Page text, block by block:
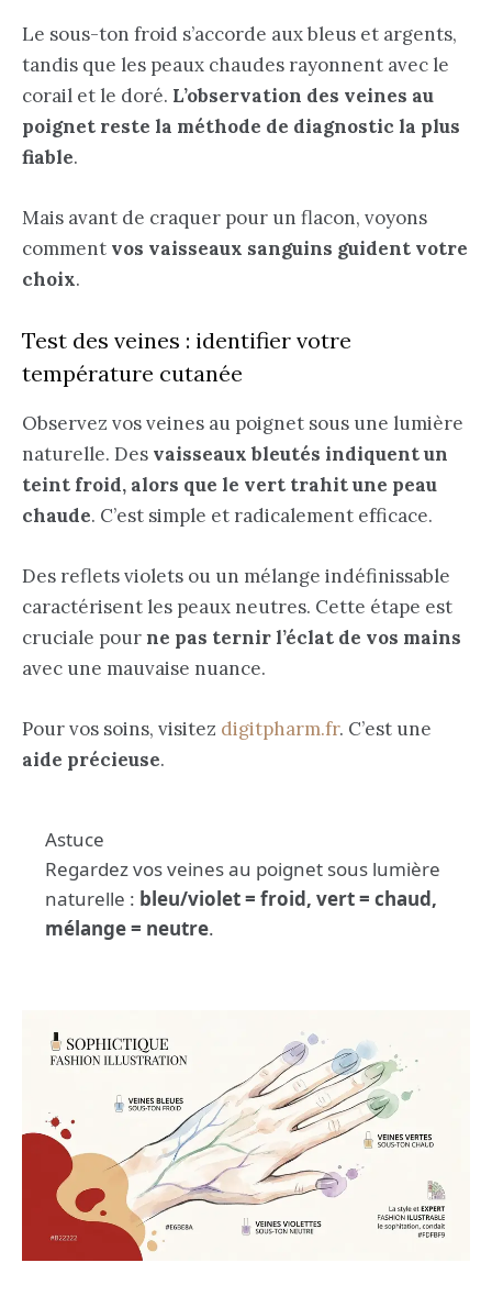
Le sous-ton froid s’accorde aux bleus et argents,
tandis que les peaux chaudes rayonnent avec le
corail et le doré. L’observation des veines au
poignet reste la méthode de diagnostic la plus
fiable.
Mais avant de craquer pour un flacon, voyons
comment vos vaisseaux sanguins guident votre
choix.
Test des veines : identifier votre
température cutanée
Observez vos veines au poignet sous une lumière
naturelle. Des vaisseaux bleutés indiquent un
teint froid, alors que le vert trahit une peau
chaude. C’est simple et radicalement efficace.
Des reflets violets ou un mélange indéfinissable
caractérisent les peaux neutres. Cette étape est
cruciale pour ne pas ternir l’éclat de vos mains
avec une mauvaise nuance.
Pour vos soins, visitez digitpharm.fr. C’est une
aide précieuse.
Astuce
Regardez vos veines au poignet sous lumière
naturelle : bleu/violet = froid, vert = chaud,
mélange = neutre.